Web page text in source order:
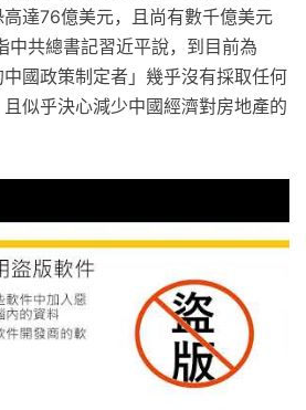
達76億美元，且尚有數千億美元
中共總書記習近平說，到目前為
國政策制定者」幾乎沒有採取任何
似乎決心減少中國經濟對房地產的